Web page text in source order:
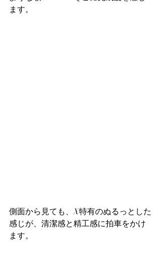
ます。
側面から見ても、X特有のぬるっとした
感じが、清潔感と精工感に拍車をかけ
ます。